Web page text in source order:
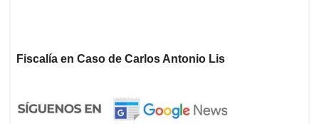
Fiscalía en Caso de Carlos Antonio Lis